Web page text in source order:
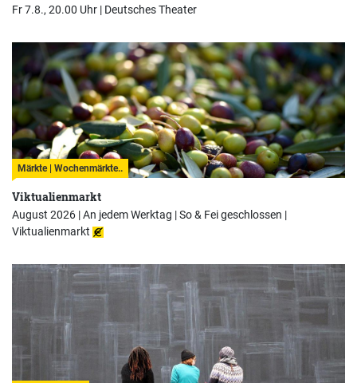
Fr 7.8., 20.00 Uhr | Deutsches Theater
Märkte | Wochenmärkte..
Viktualienmarkt
August 2026 | An jedem Werktag | So & Fei geschlossen |
Viktualienmarkt